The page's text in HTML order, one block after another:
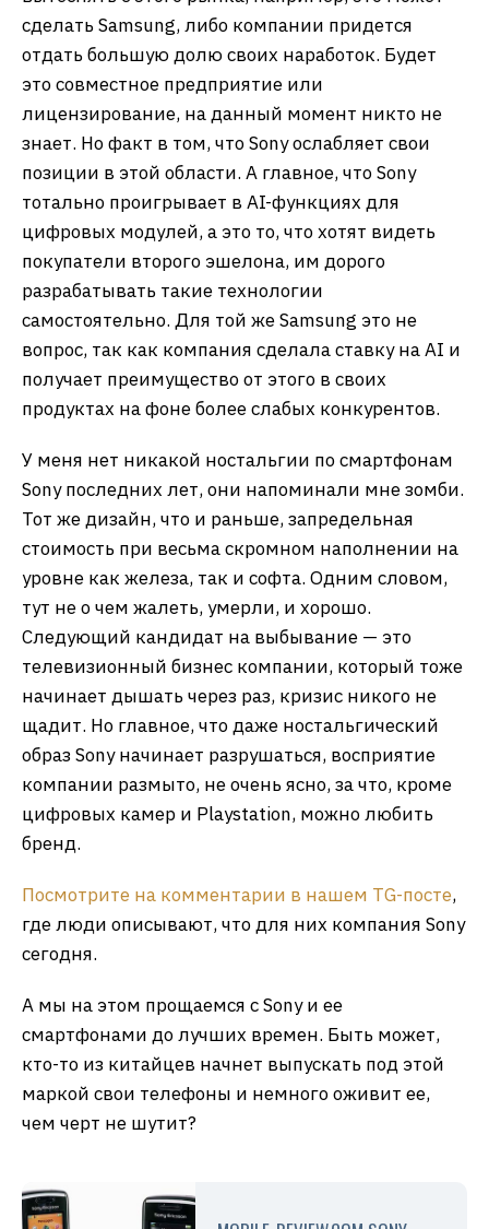
сделать Samsung, либо компании придется
отдать большую долю своих наработок. Будет
это совместное предприятие или
лицензирование, на данный момент никто не
знает. Но факт в том, что Sony ослабляет свои
позиции в этой области. А главное, что Sony
тотально проигрывает в AI-функциях для
цифровых модулей, а это то, что хотят видеть
покупатели второго эшелона, им дорого
разрабатывать такие технологии
самостоятельно. Для той же Samsung это не
вопрос, так как компания сделала ставку на AI и
получает преимущество от этого в своих
продуктах на фоне более слабых конкурентов.
У меня нет никакой ностальгии по смартфонам
Sony последних лет, они напоминали мне зомби.
Тот же дизайн, что и раньше, запредельная
стоимость при весьма скромном наполнении на
уровне как железа, так и софта. Одним словом,
тут не о чем жалеть, умерли, и хорошо.
Следующий кандидат на выбывание — это
телевизионный бизнес компании, который тоже
начинает дышать через раз, кризис никого не
щадит. Но главное, что даже ностальгический
образ Sony начинает разрушаться, восприятие
компании размыто, не очень ясно, за что, кроме
цифровых камер и Playstation, можно любить
бренд.
Посмотрите на комментарии в нашем TG-посте,
где люди описывают, что для них компания Sony
сегодня.
А мы на этом прощаемся с Sony и ее
смартфонами до лучших времен. Быть может,
кто-то из китайцев начнет выпускать под этой
маркой свои телефоны и немного оживит ее,
чем черт не шутит?